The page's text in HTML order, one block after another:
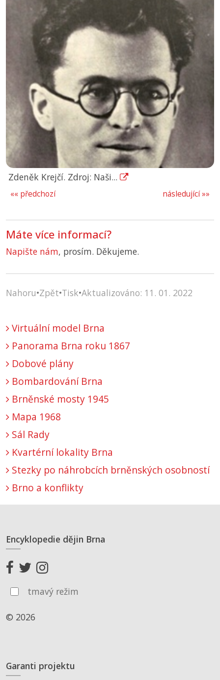
Zdeněk Krejčí. Zdroj: Naši...
následující »»
«« předchozí
Máte více informací?
Napište nám, prosím. Děkujeme.
Nahoru•Zpět•Tisk•Aktualizováno: 11. 01. 2022
Virtuální model Brna
Panorama Brna roku 1867
Dobové plány
Bombardování Brna
Brněnské mosty 1945
Mapa 1968
Sál Rady
Kvartérní lokality Brna
Stezky po náhrobcích brněnských osobností
Brno a konflikty
Encyklopedie dějin Brna
tmavý režim
© 2026
Garanti projektu